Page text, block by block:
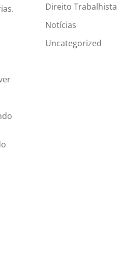
Direito Trabalhista
Notícias
Uncategorized